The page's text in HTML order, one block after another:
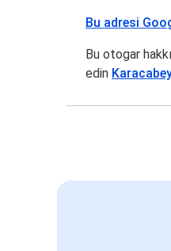
Bu adresi
Bu otogar
edin